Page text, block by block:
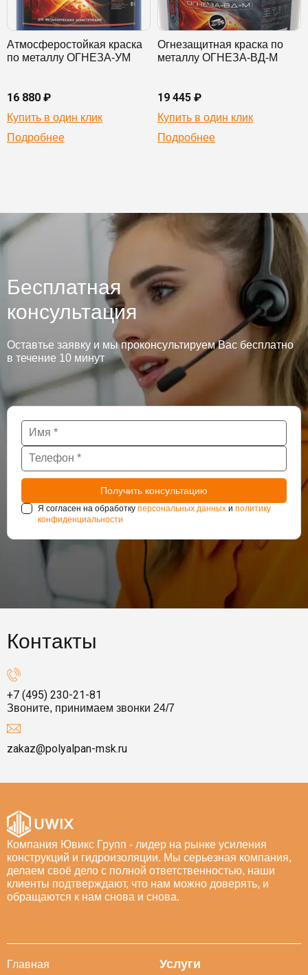
Атмосферостойкая краска
по металлу ОГНЕЗА-УМ
16 880 ₽
Купить в один клик
Подробнее
Огнезащитная краска по
металлу ОГНЕЗА-ВД-М
19 445 ₽
Купить в один клик
Подробнее
Бесплатная
консультация
Оставтье заявку и мы проконсультируем Вас бесплатно
в течение 10 минут
Я согласен на обработку персональных данных и политику
конфиденциальности
Контакты
+7 (495) 230-21-81
Звоните, принимаем звонки 24/7
zakaz@polyalpan-msk.ru
Компания Ювикс Групп - лидер на рынке усиления
конструкций и гидроизоляции. Мы серьезная компания,
делаем своё дело с полной ответственностью, наши
клиенты подтверждают, что нам можно доверять, и
обращаются к нам снова и снова.
Главная
Услуги